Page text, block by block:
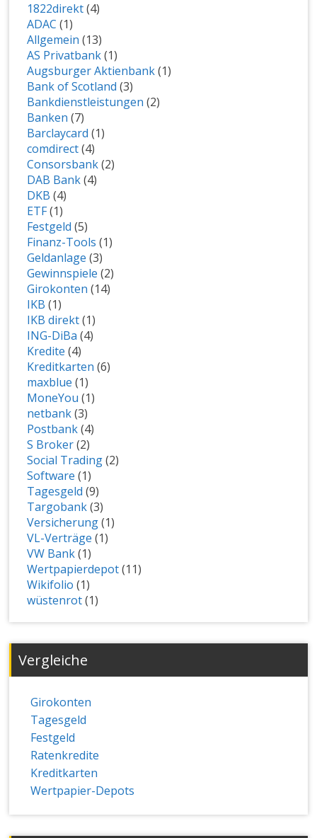
1822direkt(4)
ADAC (1)
Allgemein (13)
AS Privatbank(1)
Augsburger Aktienbank(1)
Bank of Scotland (3)
Bankdienstleistungen (2)
Banken (7)
Barclaycard (1)
comdirect(4)
Consorsbank(2)
DAB Bank(4)
DKB (4)
ETF(1)
Festgeld (5)
Finanz-Tools (1)
Geldanlage (3)
Gewinnspiele (2)
Girokonten (14)
IKB (1)
IKB direkt(1)
ING-DiBa (4)
Kredite (4)
Kreditkarten (6)
maxblue (1)
MoneYou (1)
netbank(3)
Postbank(4)
S Broker(2)
Social Trading(2)
Software (1)
Tagesgeld (9)
Targobank(3)
Versicherung(1)
VL-Verträge (1)
VW Bank(1)
Wertpapierdepot(11)
Wikifolio (1)
wüstenrot(1)
Vergleiche
Girokonten
Tagesgeld
Festgeld
Ratenkredite
Kreditkarten
Wertpapier-Depots